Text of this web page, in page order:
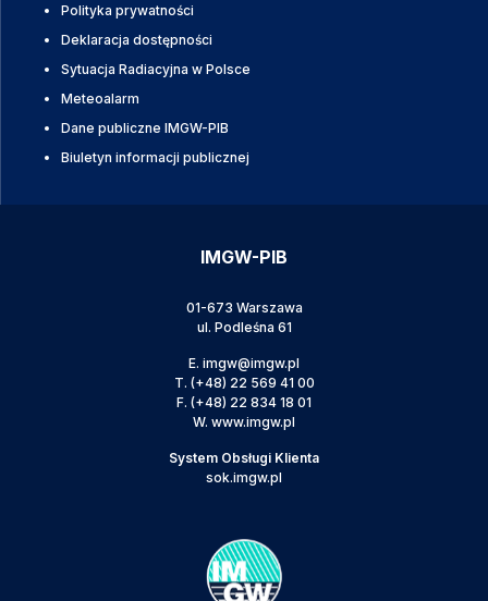
Polityka prywatności
Deklaracja dostępności
Sytuacja Radiacyjna w Polsce
Meteoalarm
Dane publiczne IMGW-PIB
Biuletyn informacji publicznej
IMGW-PIB
01-673 Warszawa
ul. Podleśna 61
E. imgw@imgw.pl
T. (+48) 22 569 41 00
F. (+48) 22 834 18 01
W. www.imgw.pl
System Obsługi Klienta
sok.imgw.pl